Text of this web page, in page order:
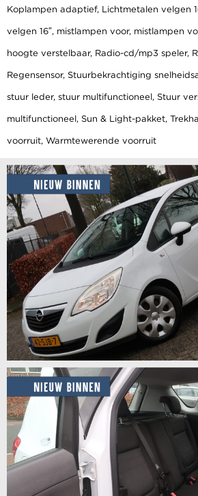
Koplampen adaptief, Lichtmetalen velgen
velgen 16″, mistlampen voor, mistlampen
hoogte verstelbaar, Radio-cd/mp3 speler,
Regensensor, Stuurbekrachtiging
stuur leder, stuur multifunctioneel, Stuur
multifunctioneel, Sun & Light-pakket,
voorruit, Warmtewerende voorruit